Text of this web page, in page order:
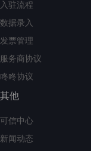
入驻流程
数据录入
发票管理
服务商协议
咚咚协议
其他
可信中心
新闻动态